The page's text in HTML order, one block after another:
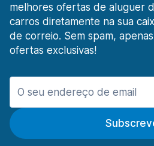
O Porto
1003 ofertas especiais em 9
Aeroporto do Porto
desde 8,54 € por dia
Pombal
20 ofertas especiais em 1 localização
Portimão
20 ofertas especiais em 3
melhores ofertas de aluguer
carros diretamente na sua
de correio. Sem spam, apenas
ofertas exclusivas!